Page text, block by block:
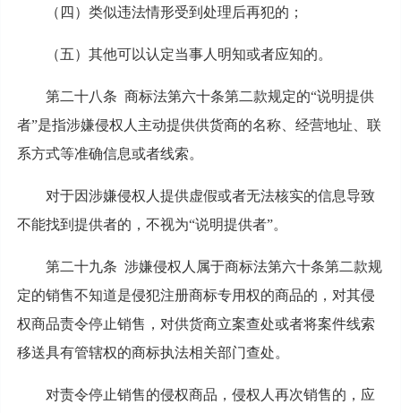
（四）类似违法情形受到处理后再犯的；
（五）其他可以认定当事人明知或者应知的。
第二十八条 商标法第六十条第二款规定的“说明提供
者”是指涉嫌侵权人主动提供供货商的名称、经营地址、联
系方式等准确信息或者线索。
对于因涉嫌侵权人提供虚假或者无法核实的信息导致
不能找到提供者的，不视为“说明提供者”。
第二十九条 涉嫌侵权人属于商标法第六十条第二款规
定的销售不知道是侵犯注册商标专用权的商品的，对其侵
权商品责令停止销售，对供货商立案查处或者将案件线索
移送具有管辖权的商标执法相关部门查处。
对责令停止销售的侵权商品，侵权人再次销售的，应